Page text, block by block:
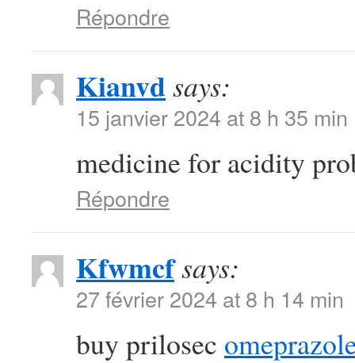
Répondre
Kianvdsays:
15 janvier 2024 at 8 h 35 min
medicine for acidity
Répondre
Kfwmcfsays:
27 février 2024 at 8 h 14 min
buy prilosec